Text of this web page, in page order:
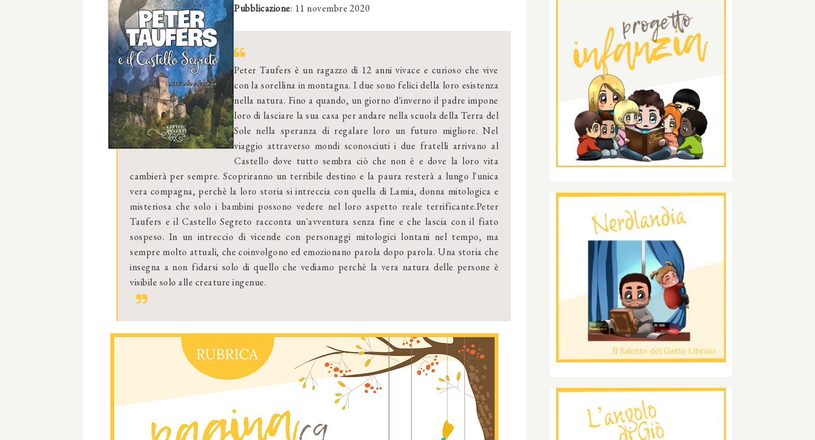
Pubblicazione: 11 novembre 2020
Peter Taufers è un ragazzo di 12 anni vivace e curioso che vive
con la sorellina in montagna. I due sono felici della loro esistenza
nella natura. Fino a quando, un giorno d'inverno il padre impone
loro di lasciare la sua casa per andare nella scuola della Terra del
Sole nella speranza di regalare loro un futuro migliore. Nel
viaggio attraverso mondi sconosciuti i due fratelli arrivano al
Castello dove tutto sembra ciò che non è e dove la loro vita
cambierà per sempre. Scopriranno un terribile destino e la paura resterà a lungo l'unica
vera compagna, perchè la loro storia si intreccia con quella di Lamia, donna mitologica e
misteriosa che solo i bambini possono vedere nel loro aspetto reale terrificante.Peter
Taufers e il Castello Segreto racconta un'avventura senza fine e che lascia con il fiato
sospeso. In un intreccio di vicende con personaggi mitologici lontani nel tempo, ma
sempre molto attuali, che coinvolgono ed emozionano parola dopo parola. Una storia che
insegna a non fidarsi solo di quello che vediamo perchè la vera natura delle persone è
visibile solo alle creature ingenue.